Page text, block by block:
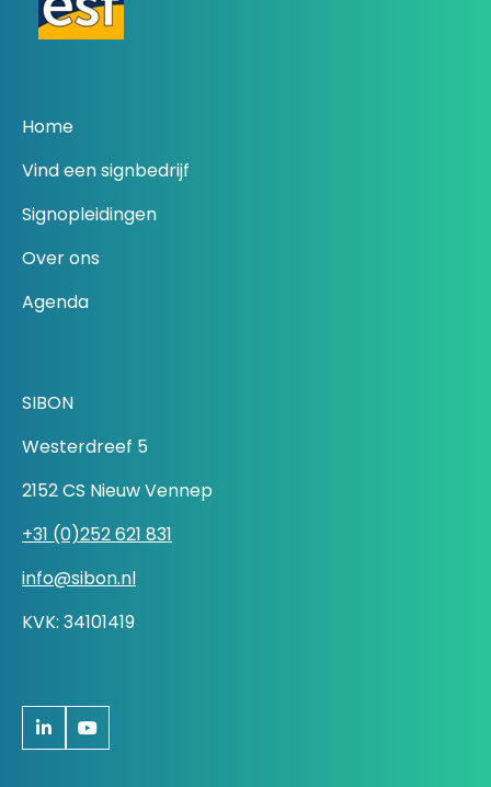
Home
Vind een signbedrijf
Signopleidingen
Over ons
Agenda
SIBON
Westerdreef 5
2152 CS Nieuw Vennep
+31 (0)252 621 831
info@sibon.nl
KVK: 34101419